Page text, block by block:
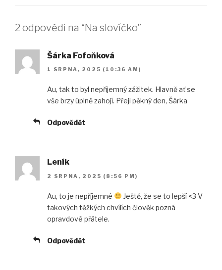
2 odpovědi na “Na slovíčko”
Šárka Fofoňková
1 SRPNA, 2025 (10:36 AM)
Au, tak to byl nepříjemný zážitek. Hlavně ať se
vše brzy úplně zahojí. Přeji pěkný den, Šárka
Odpovědět
Leník
2 SRPNA, 2025 (8:56 PM)
Au, to je nepříjemné
Ještě, že se to lepší <3 V
takových těžkých chvílích člověk pozná
opravdové přátele.
Odpovědět